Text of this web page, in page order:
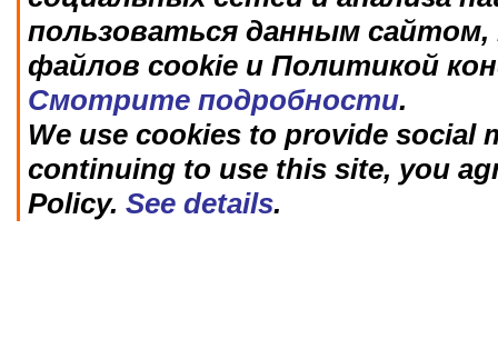
пользоваться данным
файлов cookie и Политикой
Смотрите подробности.
We use cookies to provide social
continuing to use this site, you
Policy. See details.